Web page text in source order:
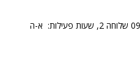
טלפון של שירות לקוחות: 09-8631188 שלוחה 2, שעות פעילות: א-ה